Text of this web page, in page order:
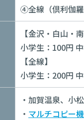
④全線（倶利伽羅
【金沢・白山・
小学生：100円
【全線】
小学生：200円
・加賀温泉、小
・ マルチコピー